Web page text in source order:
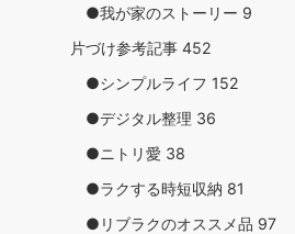
●我が家のストーリー 9
片づけ参考記事 452
●シンプルライフ 152
●デジタル整理 36
●ニトリ愛 38
●ラクする時短収納 81
●リブラクのオススメ品 97